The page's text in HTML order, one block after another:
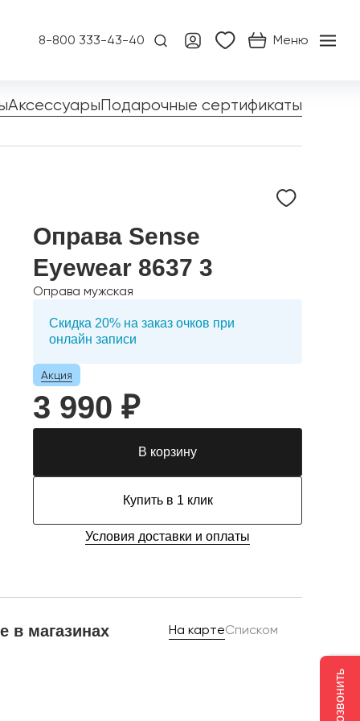
8-800 333-43-40 Меню
АксессуарыПодарочные сертификаты
Оправа Sense
Eyewear 8637 3
Оправа мужская
Скидка 20% на заказ очков при
онлайн записи
Акция
3 990 ₽
В корзину
Купить в 1 клик
Условия доставки и оплаты
в магазинах На картеСписком
Позвонить